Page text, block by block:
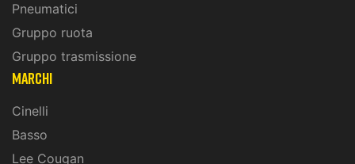
Pneumatici
Gruppo ruota
Gruppo trasmissione
marchi
Cinelli
Basso
Lee Cougan